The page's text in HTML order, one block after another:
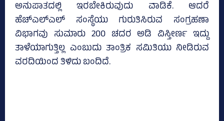
ಅನುಪಾತದಲ್ಲಿ ಇರಬೇಕಿರುವುದು ವಾಡಿಕೆ. ಆದರೆ
ಹೆಚ್‌ಎಲ್‌ಎಲ್‌ ಸಂಸ್ಥೆಯು ಗುರುತಿಸಿರುವ ಸಂಗ್ರಹಣಾ
ವಿಭಾಗವು ಸುಮಾರು 200 ಚದರ ಅಡಿ ವಿಸ್ತೀರ್ಣ ಇದ್ದು
ತಾಳೆಯಾಗುತ್ತಿಲ್ಲ ಎಂಬುದು ತಾಂತ್ರಿಕ ಸಮಿತಿಯು ನೀಡಿರುವ
ವರದಿಯಿಂದ ತಿಳಿದು ಬಂದಿದೆ.